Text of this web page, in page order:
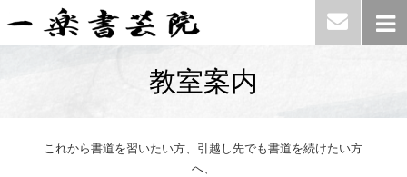
教室案内
これから書道を習いたい方、引越し先でも書道を続けたい方
へ、